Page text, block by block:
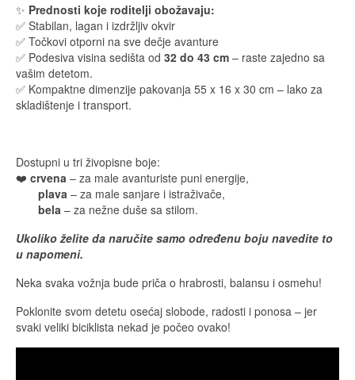
✨ Prednosti koje roditelji obožavaju:
✅ Stabilan, lagan i izdržljiv okvir
✅ Točkovi otporni na sve dečje avanture
✅ Podesiva visina sedišta od 32 do 43 cm – raste zajedno sa
vašim detetom.
✅ Kompaktne dimenzije pakovanja 55 x 16 x 30 cm – lako za
skladištenje i transport.
Dostupni u tri živopisne boje:
❤️ crvena – za male avanturiste puni energije,
plava – za male sanjare i istraživače,
bela – za nežne duše sa stilom.
Ukoliko želite da naručite samo određenu boju navedite to
u napomeni.
Neka svaka vožnja bude priča o hrabrosti, balansu i osmehu!
Poklonite svom detetu osećaj slobode, radosti i ponosa – jer
svaki veliki biciklista nekad je počeo ovako!